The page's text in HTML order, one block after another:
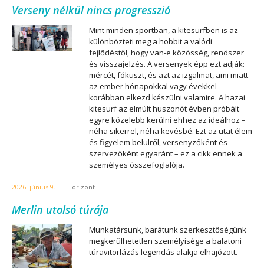
Verseny nélkül nincs progresszió
Mint minden sportban, a kitesurfben is az
különbözteti meg a hobbit a valódi
fejlődéstől, hogy van-e közösség, rendszer
és visszajelzés. A versenyek épp ezt adják:
mércét, fókuszt, és azt az izgalmat, ami miatt
az ember hónapokkal vagy évekkel
korábban elkezd készülni valamire. A hazai
kitesurf az elmúlt huszonöt évben próbált
egyre közelebb kerülni ehhez az ideálhoz –
néha sikerrel, néha kevésbé. Ezt az utat élem
és figyelem belülről, versenyzőként és
szervezőként egyaránt – ez a cikk ennek a
személyes összefoglalója.
2026. június 9. - Horizont
Merlin utolsó túrája
Munkatársunk, barátunk szerkesztőségünk
megkerülhetetlen személyisége a balatoni
túravitorlázás legendás alakja elhajózott.